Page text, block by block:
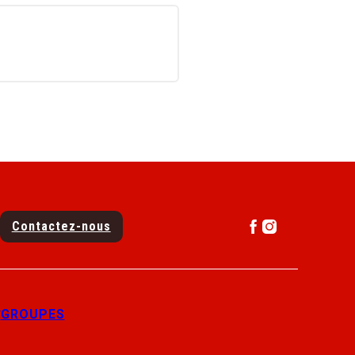
Contactez-nous
GROUPES